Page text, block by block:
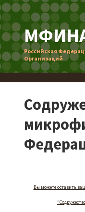
Российская
Организаций
Вы можете оставить